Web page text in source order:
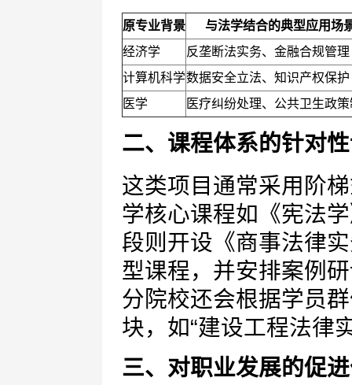
原专业背景
与法学结合的典型应用场
经济学
反垄断法实务、金融合规管理
计算机科学数据安全立法、知识产权保护
医学
医疗纠纷处理、公共卫生政
二、课程体系的针对
这类项目通常采用阶
学核心课程如《宪法
段则开设《商事法律
型课程，并安排案例
分院校还会根据学员
块，如“建设工程法律
三、对职业发展的促